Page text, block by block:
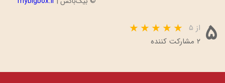
۵ از ۵
۲ مشارکت کننده